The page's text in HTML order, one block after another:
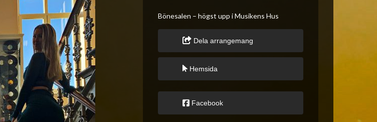
Bönesalen – högst upp i Musikens Hus
Dela arrangemang
Hemsida
Facebook